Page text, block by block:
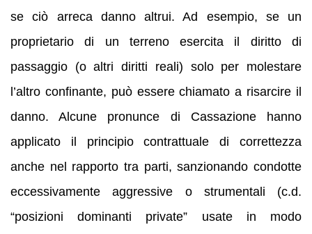
se ciò arreca danno altrui. Ad esempio, se un
proprietario di un terreno esercita il diritto di
passaggio (o altri diritti reali) solo per molestare
l’altro confinante, può essere chiamato a risarcire il
danno. Alcune pronunce di Cassazione hanno
applicato il principio contrattuale di correttezza
anche nel rapporto tra parti, sanzionando condotte
eccessivamente aggressive o strumentali (c.d.
“posizioni dominanti private” usate in modo